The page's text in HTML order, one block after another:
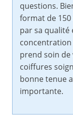
questions.
format de
par sa qualité
concentration
prend soin de
coiffures
bonne tenue
importante.